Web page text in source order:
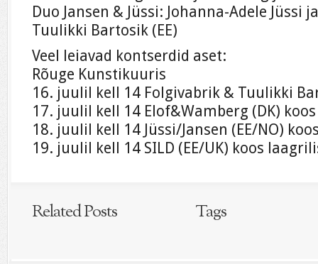
Duo Jansen & Jüssi: Johanna-Adele Jüssi
Tuulikki Bartosik (EE)
Veel leiavad kontserdid aset:
Rõuge Kunstikuuris
16. juulil kell 14 Folgivabrik & Tuulikki
17. juulil kell 14 Elof&Wamberg (DK)
18. juulil kell 14 Jüssi/Jansen (EE/NO)
19. juulil kell 14 SILD (EE/UK) koos
Related Posts Tags